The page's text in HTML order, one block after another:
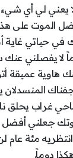
يعني لي أي
الموت على
في حياتي غاية
لا يفصلني
هاوية عميقة
المنسدلان
غراب يحلق
جعلني أفضل
مئة عام
دوماً.